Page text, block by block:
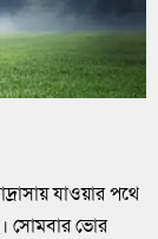
যাওয়ার পথে
সোমবার ভোর